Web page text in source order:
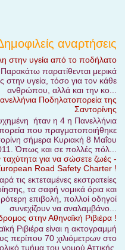
αναρτήσεις
στην υγεία από το ποδήλατο
παρατίθενται μερικά
στην υγεία, τόσο για τον κάθε
ανθρώπου, αλλά και την κο...
Ποδηλατοπορεία της
Σαντορίνης
ήταν η 4 η Πανελλήνια
που πραγματοποιήθηκε
σήμερα Κυριακή 8 Μαΐου
Όπως και σε πολλές πόλ...
ταχύτητα για να σώσετε ζωές -
Road Safety Charter !
τις εκτεταμένες εκστρατείες
τα σαφή νομικά όρια και
επιβολή, πολλοί οδηγοί
συνεχίζουν να αναλαμβάνο...
στην Αθηναϊκή Ριβιέρα !
Ριβιέρα είναι η ακτογραμμή
περίπου 70 χιλιόμετρων στο
τμήμα του νομού Αττικής,